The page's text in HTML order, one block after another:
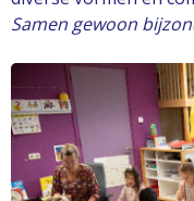
Samen gewoon